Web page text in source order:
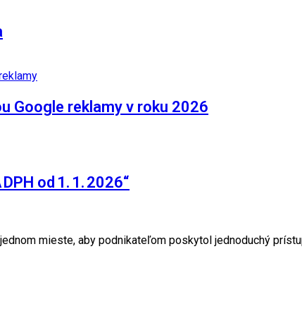
Google reklamy v roku 2026
od 1. 1. 2026“
mieste, aby podnikateľom poskytol jednoduchý